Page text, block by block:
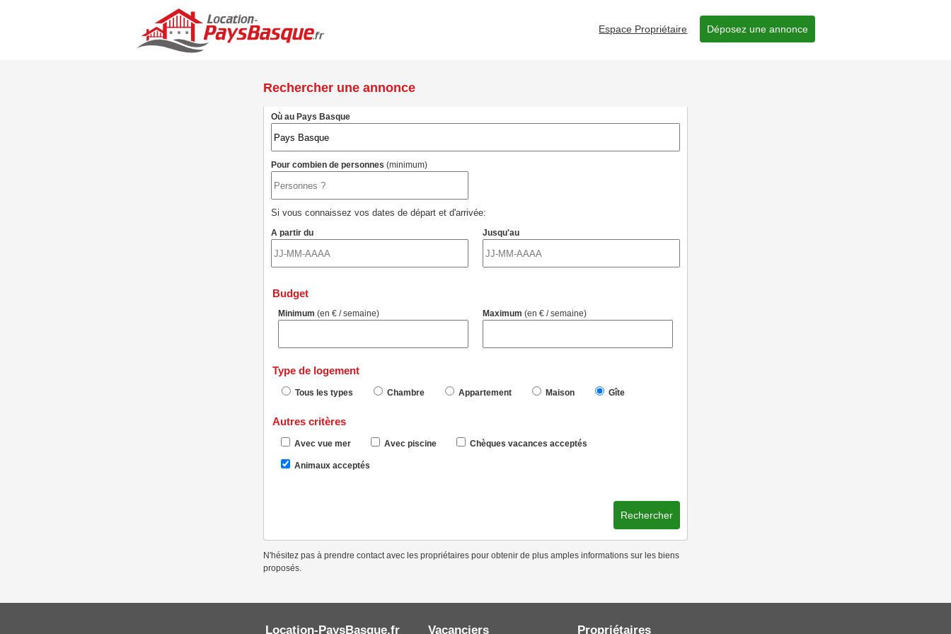
Espace Propriétaire Déposez une annonce
Rechercher une annonce
Où au Pays Basque
Pour combien de personnes (minimum)
Si vous connaissez vos dates de départ et d'arrivée:
A partir du Jusqu'au
Budget
Minimum (en € / semaine) Maximum (en € / semaine)
Type de logement
Tous les types Chambre Appartement Maison Gîte
Autres critères
Avec vue mer Avec piscine Chèques vacances acceptés
Animaux acceptés
Rechercher
N'hésitez pas à prendre contact avec les propriétaires pour obtenir de plus amples informations sur les biens
proposés.
Location-PaysBasque.fr Vacanciers Propriétaires